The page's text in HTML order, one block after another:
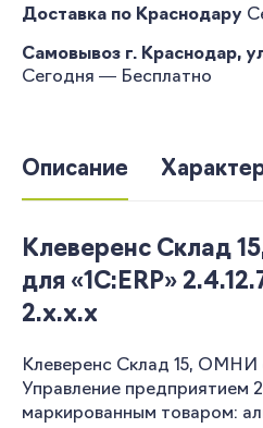
Доставка по Краснодару
Самовывоз г. Краснодар,
Сегодня — Бесплатно
Описание
Клеверенс Склад
для «1С:ERP»
2.x.x.x
Клеверенс Склад 15, ОМНИ
Управление предприятием
маркированным товаром: